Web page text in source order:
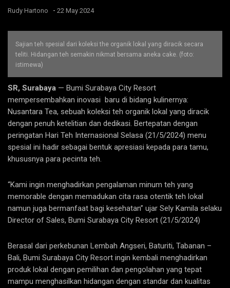
Rudy Hartono - 22 May 2024
Sajian teh spesial dari koleksi the organik lokal yang diracik secara
teliti. Hidangan teh semakin nikmat bersama aneka cake. (foto:
istimewa)
SR, Surabaya — Bumi Surabaya City Resort
mempersembahkan inovasi baru di bidang kulinernya:
Nusantara Tea, sebuah koleksi teh organik lokal yang diracik
dengan penuh ketelitian dan dedikasi. Bertepatan dengan
peringatan Hari Teh Internasional Selasa (21/5/2024) menu
spesial ini hadir sebagai bentuk apresiasi kepada para tamu,
khususnya para pecinta teh.
“Kami ingin menghadirkan pengalaman minum teh yang
memorable dengan memadukan cita rasa otentik teh lokal
namun juga bermanfaat bagi kesehatan” ujar Sely Kamila selaku
Director of Sales, Bumi Surabaya City Resort (21/5/2024)
Berasal dari perkebunan Lembah Angseri, Baturiti, Tabanan –
Bali, Bumi Surabaya City Resort ingin kembali menghadirkan
produk lokal dengan pemilihan dan pengolahan yang tepat
mampu menghasilkan hidangan dengan standar dan kualitas